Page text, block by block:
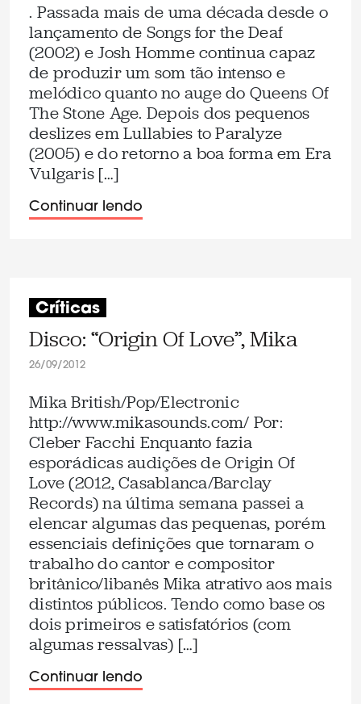
. Passada mais de uma década desde o
lançamento de Songs for the Deaf
(2002) e Josh Homme continua capaz
de produzir um som tão intenso e
melódico quanto no auge do Queens Of
The Stone Age. Depois dos pequenos
deslizes em Lullabies to Paralyze
(2005) e do retorno a boa forma em Era
Vulgaris […]
Continuar lendo
Críticas
Disco: “Origin Of Love”, Mika
26/09/2012
Mika British/Pop/Electronic
http://www.mikasounds.com/ Por:
Cleber Facchi Enquanto fazia
esporádicas audições de Origin Of
Love (2012, Casablanca/Barclay
Records) na última semana passei a
elencar algumas das pequenas, porém
essenciais definições que tornaram o
trabalho do cantor e compositor
britânico/libanês Mika atrativo aos mais
distintos públicos. Tendo como base os
dois primeiros e satisfatórios (com
algumas ressalvas) […]
Continuar lendo